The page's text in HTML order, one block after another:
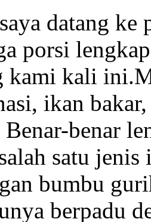
datang
porsi
kami kali
ikan
Benar-benar
satu
bumbu
berpadu